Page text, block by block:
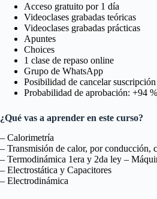
Acceso gratuito por 1 día
Videoclases grabadas teóricas
Videoclases grabadas prácticas
Apuntes
Choices
1 clase de repaso online
Grupo de WhatsApp
Posibilidad de cancelar suscripción
Probabilidad de aprobación: +94 %
¿Qué vas a aprender en este curso?
– Calorimetría
– Transmisión de calor, por conducción,
– Termodinámica 1era y 2da ley –
– Electrostática y Capacitores
– Electrodinámica